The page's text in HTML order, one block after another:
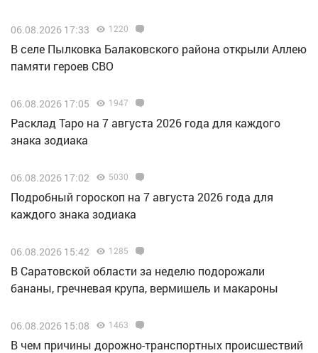
06.08.2026 17:33 1220
В селе Пылковка Балаковского района открыли Аллею
памяти героев СВО
06.08.2026 17:05 1947
Расклад Таро на 7 августа 2026 года для каждого
знака зодиака
06.08.2026 17:02 5030
Подробный гороскоп на 7 августа 2026 года для
каждого знака зодиака
06.08.2026 15:42 1285
В Саратовской области за неделю подорожали
бананы, гречневая крупа, вермишель и макароны
06.08.2026 15:08 1463
В чем причины дорожно-транспортных происшествий